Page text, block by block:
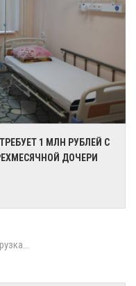
1 МЛН РУБЛЕЙ С
ДОЧЕРИ